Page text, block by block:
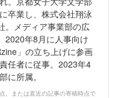
卒業し、株式会社翔泳
。メディア事業部の広
2020年8月に人事向け
」の立ち上げに参画
任者に従事。2023年4
に所属。
、または直近の記事の寄稿時点で